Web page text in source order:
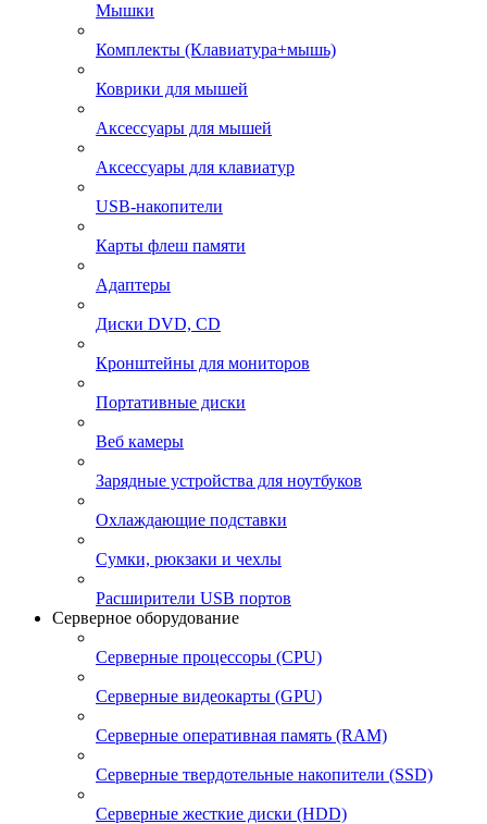
Мышки
Комплекты (Клавиатура+мышь)
Коврики для мышей
Аксессуары для мышей
Аксессуары для клавиатур
USB-накопители
Карты флеш памяти
Адаптеры
Диски DVD, CD
Кронштейны для мониторов
Портативные диски
Веб камеры
Зарядные устройства для ноутбуков
Охлаждающие подставки
Сумки, рюкзаки и чехлы
Расширители USB портов
Серверное оборудование
Серверные процессоры (CPU)
Серверные видеокарты (GPU)
Серверные оперативная память (RAM)
Серверные твердотельные накопители (SSD)
Серверные жесткие диски (HDD)